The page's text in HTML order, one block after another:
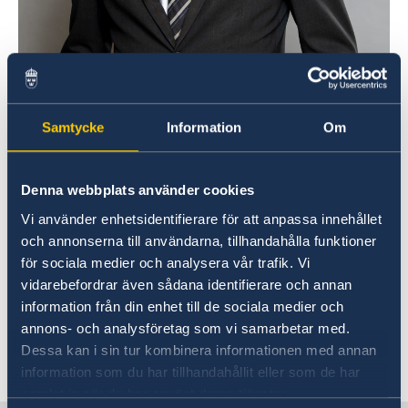
Samtycke Information Om
Denna webbplats använder cookies
Vi använder enhetsidentifierare för att anpassa innehållet
och annonserna till användarna, tillhandahålla funktioner
för sociala medier och analysera vår trafik. Vi
vidarebefordrar även sådana identifierare och annan
information från din enhet till de sociala medier och
annons- och analysföretag som vi samarbetar med.
Dessa kan i sin tur kombinera informationen med annan
information som du har tillhandahållit eller som de har
samlat in när du har använt deras tjänster.
Photo: Government Offices of Sweden/Kristian Pohl
Senast uppdaterad 10 sep. 2025, 14.26